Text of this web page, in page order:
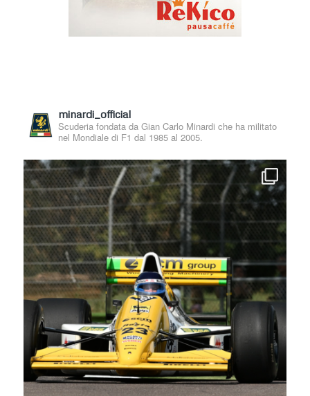
minardi_official
Scuderia fondata da Gian Carlo Minardi che ha militato
nel Mondiale di F1 dal 1985 al 2005.